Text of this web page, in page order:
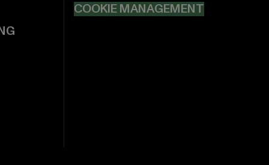
COOKIE MANAGEMENT